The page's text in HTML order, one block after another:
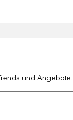
und Angebote.